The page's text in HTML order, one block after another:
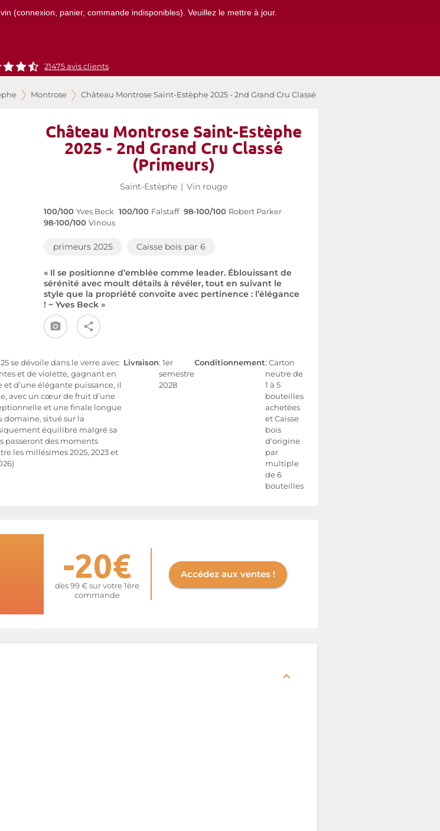
(connexion, panier, commande indisponibles). Veuillez le mettre à jour.
21475 avis clients
Montrose Château Montrose Saint-Estèphe 2025 - 2nd Grand Cru Classé (Primeurs)
Château Montrose Saint-Estèphe
2025 - 2nd Grand Cru Classé
(Primeurs)
Saint-Estèphe | Vin rouge
100/100 Yves Beck 100/100 Falstaff 98-100/100 Robert Parker
98-100/100 Vinous
primeurs 2025 Caisse bois par 6
« Il se positionne d’emblée comme leader. Éblouissant de
sérénité avec moult détails à révéler, tout en suivant le
style que la propriété convoite avec pertinence : l’élégance
! ~ Yves Beck »
se dévoile dans le verre avec
et de violette, gagnant en
et d’une élégante puissance, il
avec un cœur de fruit d’une
et une finale longue
situé sur la
équilibré malgré sa
passeront des moments
les millésimes 2025, 2023 et
Livraison: 1er
semestre
2028
Conditionnement: Carton
neutre de
1 à 5
bouteilles
achetées
et Caisse
bois
d'origine
par
multiple
de 6
bouteilles
-20€
dès 99 € sur votre 1ère
commande
Accédez aux ventes !